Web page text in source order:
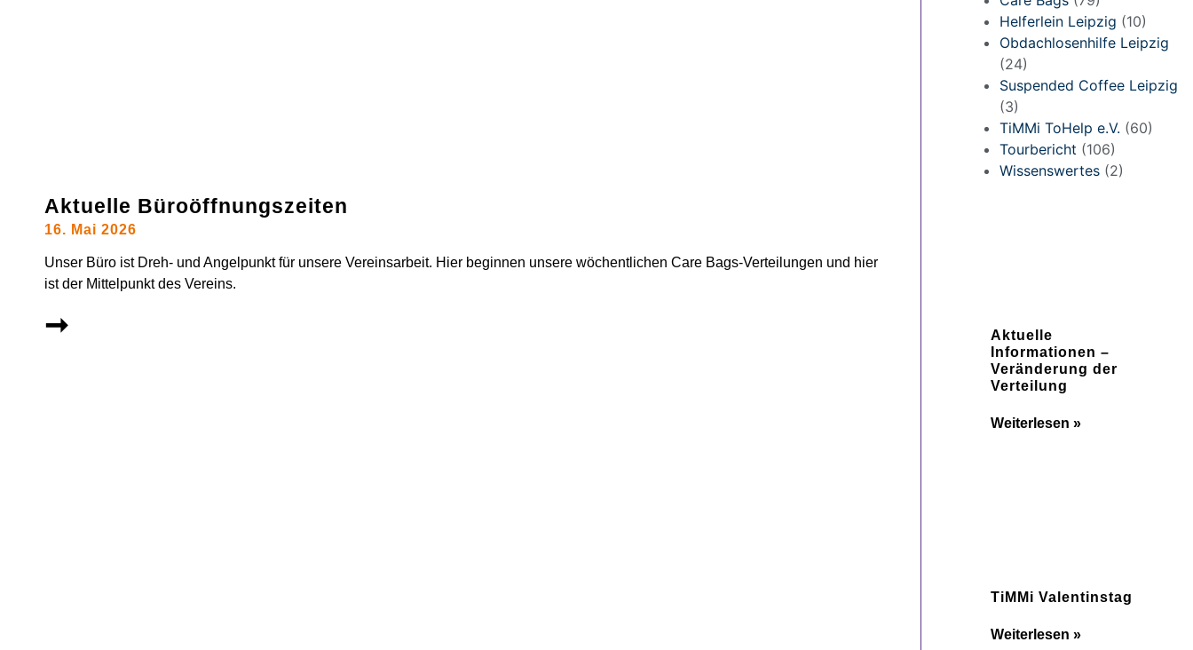
Aktuelle Büroöffnungszeiten
16. Mai 2026
Unser Büro ist Dreh- und Angelpunkt für unsere Vereinsarbeit. Hier beginnen unsere wöchentlichen Care Bags-Verteilungen und hier
ist der Mittelpunkt des Vereins.
➞
Helferlein Leipzig (10)
Obdachlosenhilfe Leipzig
(24)
Suspended Coffee Leipzig
(3)
TiMMi ToHelp e.V. (60)
Tourbericht (106)
Wissenswertes (2)
Aktuelle
Informationen –
Veränderung der
Verteilung
Weiterlesen »
TiMMi Valentinstag
Weiterlesen »